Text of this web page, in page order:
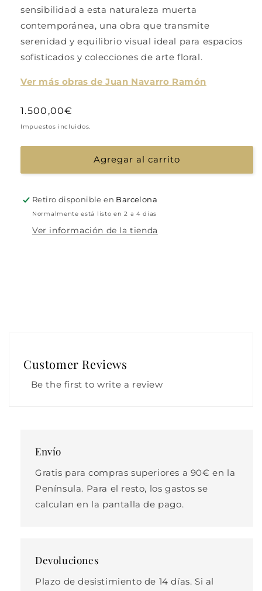
sensibilidad a esta naturaleza muerta
contemporánea, una obra que transmite
serenidad y equilibrio visual ideal para espacios
sofisticados y colecciones de arte floral.
Ver más obras de Juan Navarro Ramón
Precio
habitual
1.500,00€
Impuestos incluidos.
Agregar al carrito
Retiro disponible en Barcelona
Normalmente está listo en 2 a 4 días
Ver información de la tienda
Customer Reviews
Be the first to write a review
Envío
Gratis para compras superiores a 90€ en la
Península. Para el resto, los gastos se
calculan en la pantalla de pago.
Devoluciones
Plazo de desistimiento de 14 días. Si al